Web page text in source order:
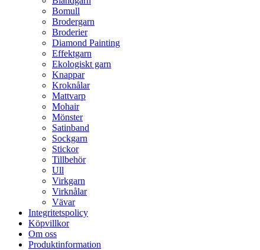
Bomull
Brodergarn
Broderier
Diamond Painting
Effektgarn
Ekologiskt garn
Knappar
Kroknålar
Mattvarp
Mohair
Mönster
Satinband
Sockgarn
Stickor
Tillbehör
Ull
Virkgarn
Virknålar
Vävar
Integritetspolicy
Köpvillkor
Om oss
Produktinformation